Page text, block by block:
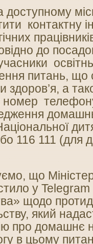
контактну
до
питань,
здоров’я, а
номер
116 111 (для
що
у Telegram
щодо
який
про домашнє
в цьому